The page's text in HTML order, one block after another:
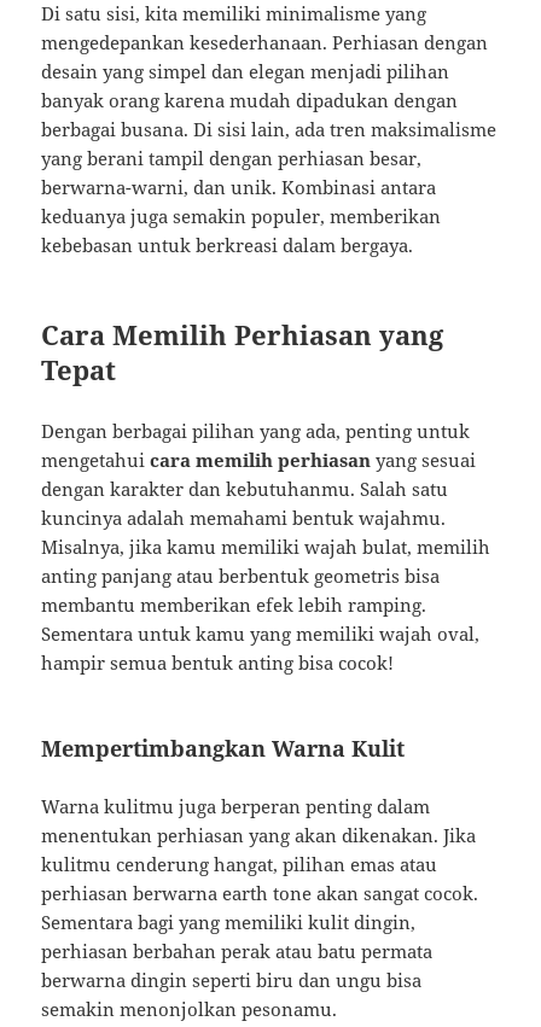
Di satu sisi, kita memiliki minimalisme yang
mengedepankan kesederhanaan. Perhiasan dengan
desain yang simpel dan elegan menjadi pilihan
banyak orang karena mudah dipadukan dengan
berbagai busana. Di sisi lain, ada tren maksimalisme
yang berani tampil dengan perhiasan besar,
berwarna-warni, dan unik. Kombinasi antara
keduanya juga semakin populer, memberikan
kebebasan untuk berkreasi dalam bergaya.
Cara Memilih Perhiasan yang
Tepat
Dengan berbagai pilihan yang ada, penting untuk
mengetahuicara memilih perhiasan yang sesuai
dengan karakter dan kebutuhanmu. Salah satu
kuncinya adalah memahami bentuk wajahmu.
Misalnya, jika kamu memiliki wajah bulat, memilih
anting panjang atau berbentuk geometris bisa
membantu memberikan efek lebih ramping.
Sementara untuk kamu yang memiliki wajah oval,
hampir semua bentuk anting bisa cocok!
Mempertimbangkan Warna Kulit
Warna kulitmu juga berperan penting dalam
menentukan perhiasan yang akan dikenakan. Jika
kulitmu cenderung hangat, pilihan emas atau
perhiasan berwarna earth tone akan sangat cocok.
Sementara bagi yang memiliki kulit dingin,
perhiasan berbahan perak atau batu permata
berwarna dingin seperti biru dan ungu bisa
semakin menonjolkan pesonamu.